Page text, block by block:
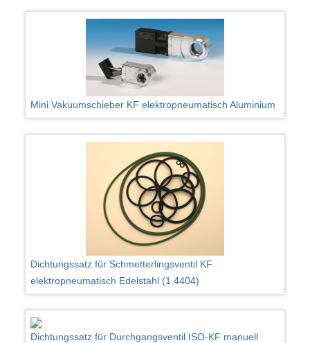
Mini Vakuumschieber KF elektropneumatisch Aluminium
Dichtungssatz für Schmetterlingsventil KF
elektropneumatisch Edelstahl (1.4404)
Dichtungssatz für Durchgangsventil ISO-KF manuell